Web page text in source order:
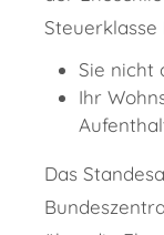
Steuerklasse
Sie nicht
Ihr
Das